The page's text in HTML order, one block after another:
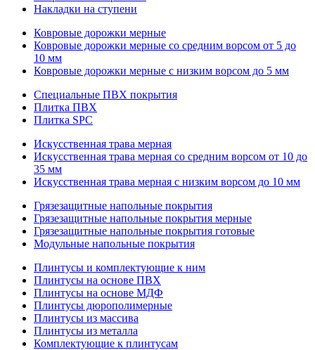
Накладки на ступени
Ковровые дорожки мерные
Ковровые дорожки мерные со средним ворсом от 5 до
10 мм
Ковровые дорожки мерные с низким ворсом до 5 мм
Специальные ПВХ покрытия
Плитка ПВХ
Плитка SPC
Искуccтвенная трава мерная
Искусственная трава мерная со средним ворсом от 10 до
35 мм
Искусственная трава мерная с низким ворсом до 10 мм
Грязезащитные напольные покрытия
Грязезащитные напольные покрытия мерные
Грязезащитные напольные покрытия готовые
Модульные напольные покрытия
Плинтусы и комплектующие к ним
Плинтусы на основе ПВХ
Плинтусы на основе МДФ
Плинтусы дюрополимерные
Плинтусы из массива
Плинтусы из металла
Комплектующие к плинтусам